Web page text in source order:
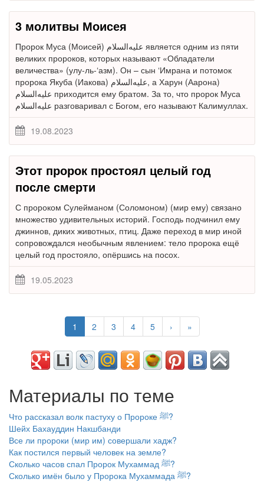
3 молитвы Моисея
Пророк Муса (Моисей) ﻋﻠﻴﻪﺍﻟﺴﻼﻡ является одним из пяти
великих пророков, которых называют «Обладатели
величества» (улу-ль-‘азм). Он – сын ‘Имрана и потомок
пророка Якуба (Иакова) ﻋﻠﻴﻪﺍﻟﺴﻼﻡ, а Харун (Аарона)
ﻋﻠﻴﻪﺍﻟﺴﻼﻡ приходится ему братом. За то, что пророк Муса
ﻋﻠﻴﻪﺍﻟﺴﻼﻡ разговаривал с Богом, его называют Калимуллах.
19.08.2023
Этот пророк простоял целый год
после смерти
С пророком Сулейманом (Соломоном) (мир ему) связано
множество удивительных историй. Господь подчинил ему
джиннов, диких животных, птиц. Даже переход в мир иной
сопровождался необычным явлением: тело пророка ещё
целый год простояло, опёршись на посох.
19.05.2023
1 2 3 4 5 › »
Материалы по теме
Что рассказал волк пастуху о Пророке ﷺ?
Шейх Бахауддин Накшбанди
Все ли пророки (мир им) совершали хадж?
Как постился первый человек на земле?
Сколько часов спал Пророк Мухаммад ﷺ?
Сколько имён было у Пророка Мухаммада ﷺ?